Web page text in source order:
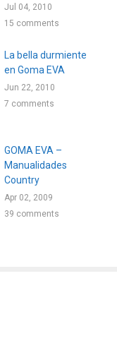
Jul 04, 2010
15 comments
La bella durmiente
en Goma EVA
Jun 22, 2010
7 comments
GOMA EVA –
Manualidades
Country
Apr 02, 2009
39 comments